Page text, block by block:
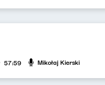
57:59 Mikołaj Kierski